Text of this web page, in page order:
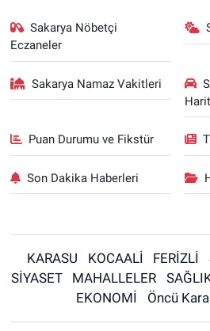
Sakarya Nöbetçi
Eczaneler
Sakarya Namaz Vakitleri
Puan Durumu ve Fikstür
Son Dakika Haberleri
KARASU KOCAALİ FERİZLİ
SİYASET
MAHALLELER
EKONOMİ
Öncü